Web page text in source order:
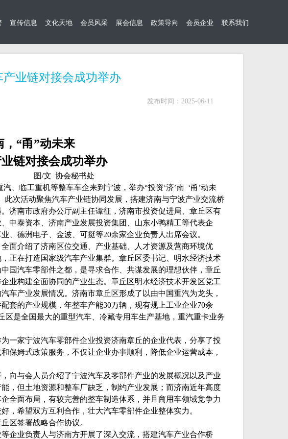
宣传信息 文化天地 会员风采 展会信息 政策导向 会员企业 联系我们
业链对接会成功举办
发布时间：2025-06-11
，“甬”动未来
接会成功举办
图/文 协会秘书处
、临工重机等整车车企来到宁波，举办“投资‘济’南 ‘甬’动未
次活动聚焦汽车产业链协同发展，搭建济南与宁波产业交流桥
济南市政府办公厅副主任谭征，济南市投资促进局、章丘区有
中泰资本、济南产业发展投资集团、山东小鸭精工等代表企
、德洲电子、金波、可挺等20余家企业负责人出席会议。
面介绍了济南区位交通、产业基础、人才资源及营商环境优
正在打造国家级汽车产业集群。章丘区委书记、明水经济技术
国汽车零部件之都，是寻求合作、共谋发展的理想伙伴，章丘
业构建全面协同的产业生态。章丘区明水经济技术开发区党工
车产业发展情况。济南市章丘区形成了以由中国重汽为龙头，
套的产业规模，年整车产能30万辆，现有规上工业企业70余
区是全国最大的重型汽车、冷藏专用车生产基地，重汽重卡业务
一家宁波汽车零部件企业投资济南章丘的企业代表，分享了投
保姆式政策服务，不仅让企业办事顺利，降低企业运营成本，
向与会人员介绍了宁波汽车及零部件产业的发展概况以及产业
，但土地资源和整车厂缺乏，制约产业发展；而济南近年高度
全面布局，有较完善的整车制造体系，并且商用车领域竞争力
，希望双方互利合作，壮大汽车零部件企业整体实力。
区签署战略合作协议。
企业负责人与济南方开展了深入交流，搭建汽车产业合作桥